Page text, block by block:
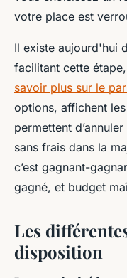
votre place est
Il existe aujourd'hui
facilitant cette
savoir plus sur le
options, affichent
permettent
sans frais dans la
c’est gagnant-
gagné, et budget
Les
disposition